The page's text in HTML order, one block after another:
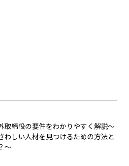
取締役の要件をわかりやすく解説～
わしい人材を見つけるための方法と
～